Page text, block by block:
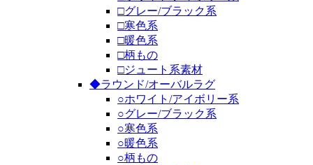
□グレー/ブラック系
□寒色系
□暖色系
□柄もの
□ジュート系素材
◆ラウンド/オーバルラグ
○ホワイト/アイボリー系
○グレー/ブラック系
○寒色系
○暖色系
○柄もの